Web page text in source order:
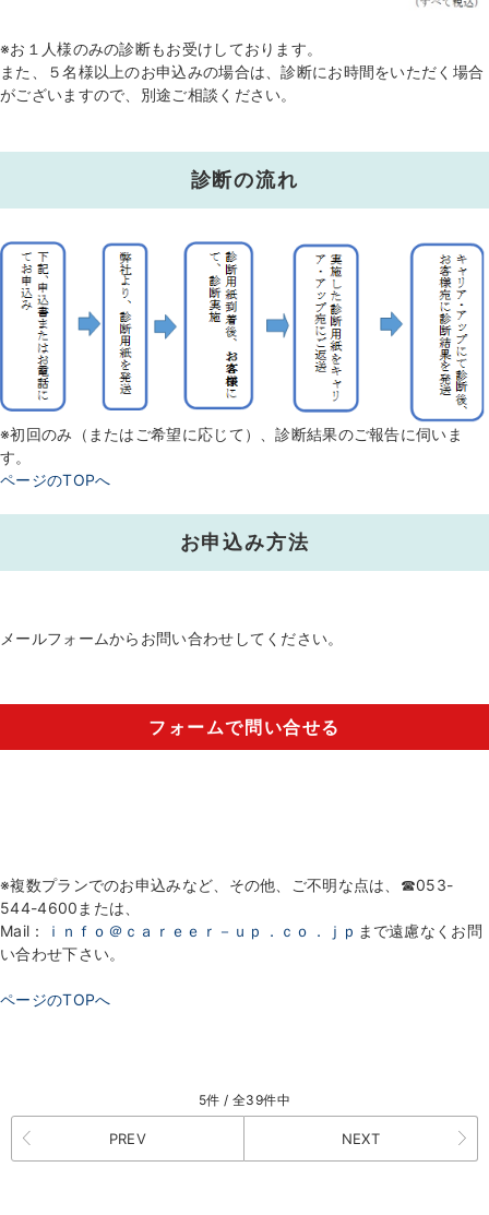
※お１人様のみの診断もお受けしております。
また、５名様以上のお申込みの場合は、診断にお時間をいただく場合
がございますので、別途ご相談ください。
診断の流れ
※初回のみ（またはご希望に応じて）、診断結果のご報告に伺いま
す。
ページのTOPへ
お申込み方法
メールフォームからお問い合わせしてください。
フォームで問い合せる
※複数プランでのお申込みなど、その他、ご不明な点は、☎053-
544-4600または、
Mail：
ｉｎｆｏ＠ｃａｒｅｅｒ－ｕｐ．ｃｏ．ｊｐ まで遠慮なくお問
い合わせ下さい。
ページのTOPへ
5件 / 全39件中
PREV NEXT